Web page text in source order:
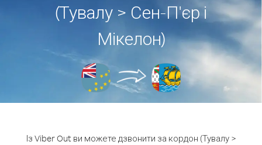
(Тувалу > Сен-П'єр і
Мікелон)
Із Viber Out ви можете дзвонити за кордон (Тувалу >